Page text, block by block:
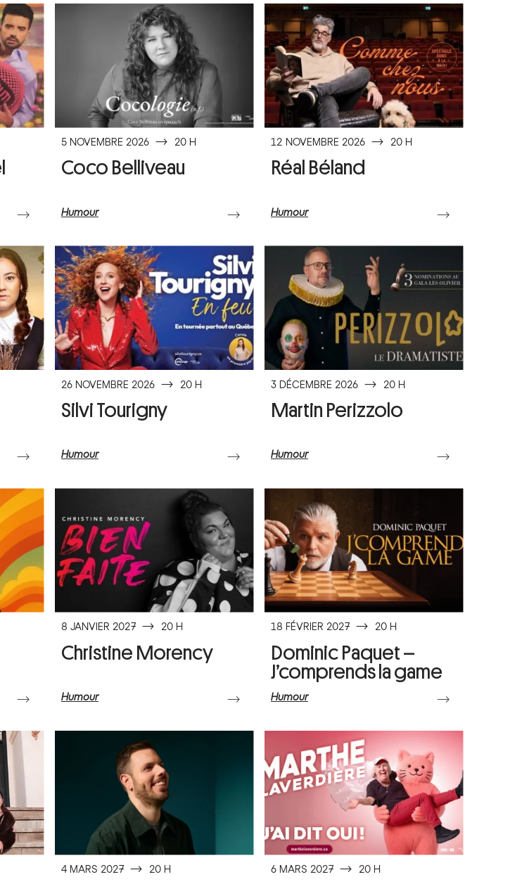
⟶
5 NOVEMBRE 2026 ⟶ 20 H
Coco Belliveau
Humour ⟶
12 NOVEMBRE 2026 ⟶ 20 H
Réal Béland
Humour ⟶
⟶
26 NOVEMBRE 2026 ⟶ 20 H
Silvi Tourigny
Humour ⟶
3 DÉCEMBRE 2026 ⟶ 20 H
Martin Perizzolo
Humour ⟶
⟶
8 JANVIER 2027 ⟶ 20 H
Christine Morency
Humour ⟶
18 FÉVRIER 2027 ⟶ 20 H
Dominic Paquet –
J’comprends la game
Humour ⟶
4 MARS 2027 ⟶ 20 H 6 MARS 2027 ⟶ 20 H